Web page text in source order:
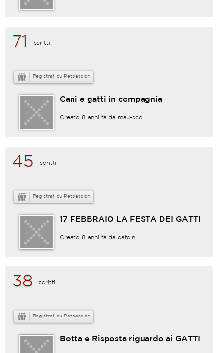
71 Iscritti
Registrati su Petpassion
Cani e gatti in compagnia
Creato 8 anni fa da mau-sco
45 Iscritti
Registrati su Petpassion
17 FEBBRAIO LA FESTA DEI GATTI
Creato 8 anni fa da catcin
38 Iscritti
Registrati su Petpassion
Botta e Risposta riguardo ai GATTI